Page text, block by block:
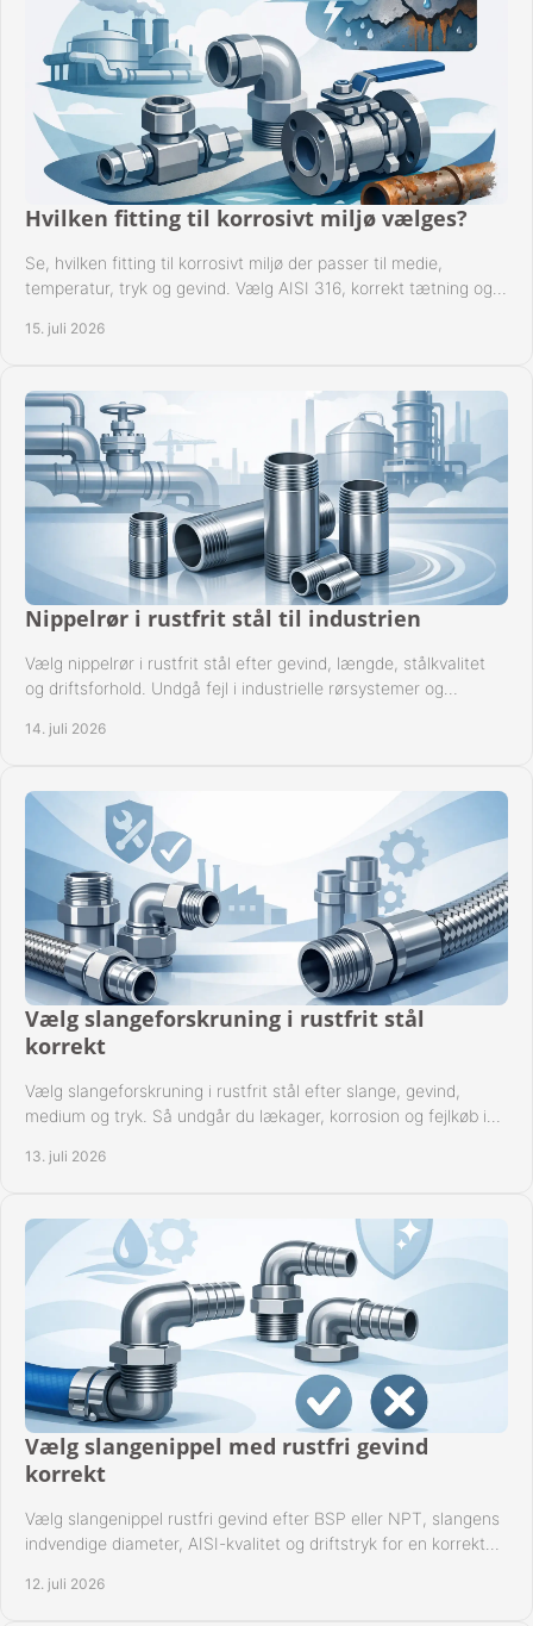
Hvilken fitting til korrosivt miljø vælges?
Se, hvilken fitting til korrosivt miljø der passer til medie,
temperatur, tryk og gevind. Vælg AISI 316, korrekt tætning og
15. juli 2026
Nippelrør i rustfrit stål til industrien
Vælg nippelrør i rustfrit stål efter gevind, længde, stålkvalitet
og driftsforhold. Undgå fejl i industrielle rørsystemer og
14. juli 2026
Vælg slangeforskruning i rustfrit stål
korrekt
Vælg slangeforskruning i rustfrit stål efter slange, gevind,
medium og tryk. Så undgår du lækager, korrosion og fejlkøb i
13. juli 2026
Vælg slangenippel med rustfri gevind
korrekt
Vælg slangenippel rustfri gevind efter BSP eller NPT, slangens
indvendige diameter, AISI-kvalitet og driftstryk for en korrekt
12. juli 2026